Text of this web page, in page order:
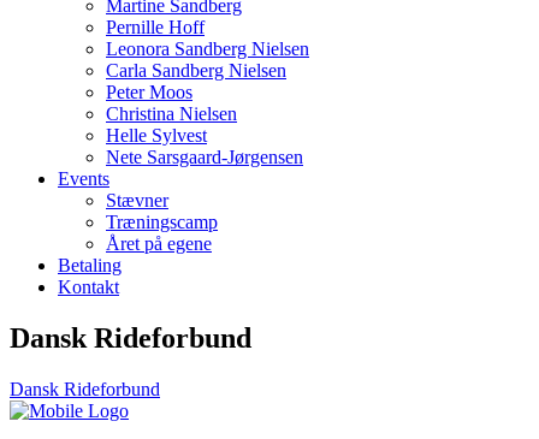
Martine Sandberg
Pernille Hoff
Leonora Sandberg Nielsen
Carla Sandberg Nielsen
Peter Moos
Christina Nielsen
Helle Sylvest
Nete Sarsgaard-Jørgensen
Events
Stævner
Træningscamp
Året på egene
Betaling
Kontakt
Dansk Rideforbund
Dansk Rideforbund